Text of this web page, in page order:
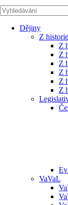
Dějiny
Z historie
Z
Z
Z
Z
Z
Z
VaVaL